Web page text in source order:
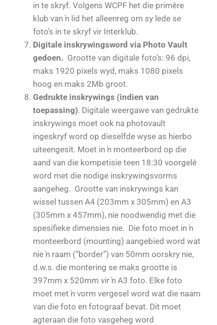
in te skryf. Volgens WCPF het die primêre
klub van ŉ lid het alleenreg om sy lede se
foto’s in te skryf vir Interklub.
Digitale inskrywingsword via Photo Vault
gedoen. Grootte van digitale foto’s: 96 dpi,
maks 1920 pixels wyd, maks 1080 pixels
hoog en maks 2Mb groot.
Gedrukte inskrywings (indien van
toepassing). Digitale weergawe van gedrukte
inskrywings moet ook na photovault
ingeskryf word op dieselfde wyse as hierbo
uiteengesit. Moet in ŉ monteerbord op die
aand van die kompetisie teen 18:30 voorgelê
word met die nodige inskrywingsvorms
aangeheg. Grootte van inskrywings kan
wissel tussen A4 (203mm x 305mm) en A3
(305mm x 457mm), nie noodwendig met die
spesifieke dimensies nie. Die foto moet in ŉ
monteerbord (mounting) aangebied word wat
nie ŉ raam (“border”) van 50mm oorskry nie,
d.w.s. die montering se maks grootte is
397mm x 520mm vir ŉ A3 foto. Elke foto
moet met ŉ vorm vergesel word wat die naam
van die foto en fotograaf bevat. Dit moet
agteraan die foto vasgeheg word